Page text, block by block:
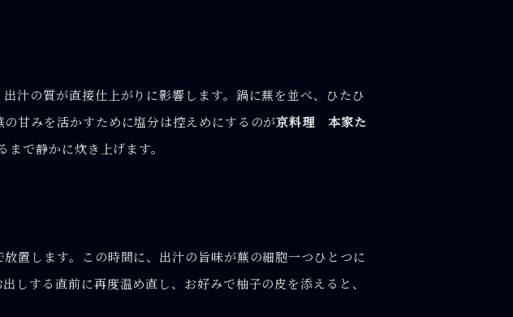
汁の質が直接仕上がりに影響します。鍋に蕪を並べ、ひたひ
甘みを活かすために塩分は控えめにするのが京料理 本家た
で静かに炊き上げます。
置します。この時間に、出汁の旨味が蕪の細胞一つひとつに
しする直前に再度温め直し、お好みで柚子の皮を添えると、